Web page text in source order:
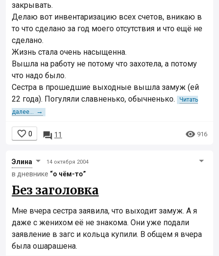
закрывать.
Делаю вот инвентаризацию всех счетов, вникаю в
то что сделано за год моего отсутствия и что ещё не
сделано.
Жизнь стала очень насыщенна.
Вышла на работу не потому что захотела, а потому
что надо было.
Сестра в прошедшие выходные вышла замуж (ей
22 года). Погуляли славненько, обычненько.
Читать
далее... →
 0  11  916
Элинa 14 октября 2004
в дневнике “о чём-то”
Без заголовка
Мне вчера сестра заявила, что выходит замуж. А я
даже с женихом её не знакома. Они уже подали
заявление в загс и кольца купили. В общем я вчера
была ошарашена.